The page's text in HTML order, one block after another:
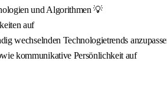
und Algorithmen 💡
auf
wechselnden Technologietrends
kommunikative Persönlichkeit auf